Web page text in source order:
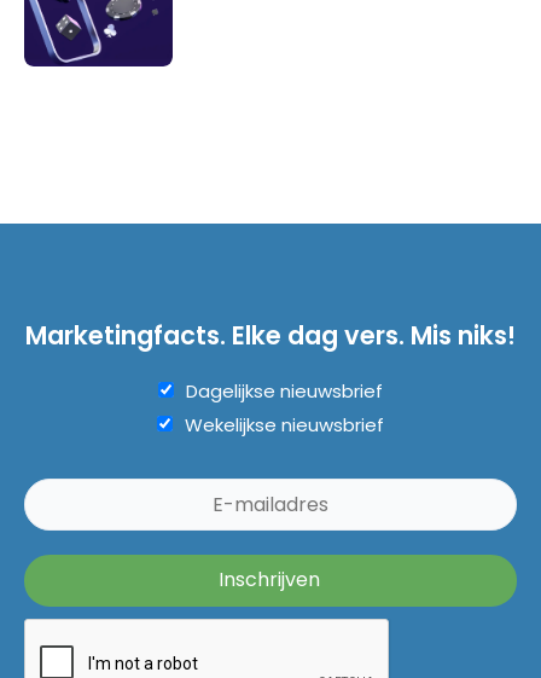
Marketingfacts. Elke dag vers. Mis niks!
Dagelijkse nieuwsbrief
Wekelijkse nieuwsbrief